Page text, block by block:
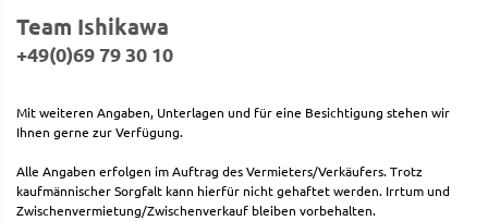
Team Ishikawa
+49(0)69 79 30 10
Mit weiteren Angaben, Unterlagen und für eine Besichtigung stehen wir
Ihnen gerne zur Verfügung.
Alle Angaben erfolgen im Auftrag des Vermieters/Verkäufers. Trotz
kaufmännischer Sorgfalt kann hierfür nicht gehaftet werden. Irrtum und
Zwischenvermietung/Zwischenverkauf bleiben vorbehalten.